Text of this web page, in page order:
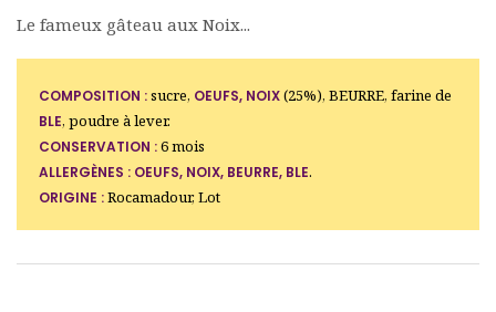
Le fameux gâteau aux Noix...
COMPOSITION :sucre, OEUFS, NOIX(25%), BEURRE, farine de
BLE, poudre à lever.
CONSERVATION :6 mois
ALLERGÈNES : OEUFS, NOIX, BEURRE, BLE.
ORIGINE :Rocamadour, Lot